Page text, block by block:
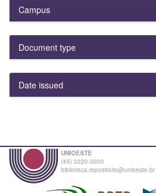
Campus
Document type
Date issued
UNIOESTE
(45) 3220-3000
biblioteca.repositorio@unioeste.br